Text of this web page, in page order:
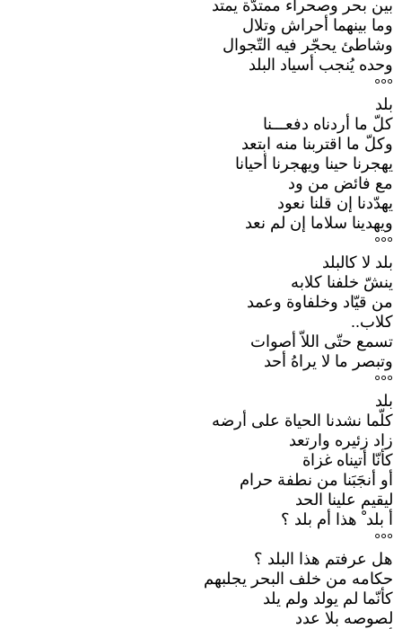
بين بحر وصحراء ممتدّة يمتد‎
وما بينهما أحراش وتلال‎
وشاطئ يحجّر فيه التّجوال‎
وحده يُنجب أسياد البلد‎
بلد‎
كلّ ما أردناه دفعـــنا‎
وكلّ ما اقتربنا منه ابتعد‎
يهجرنا حينا ويهجرنا أحيانا‎
مع فائض من ود‎
يهدّدنا إن قلنا نعود‎
ويهدينا سلاما إن لم نعد‎
بلد لا كالبلد
ينشّ خلفنا كلابه‎
من قيّاد وخلفاوة وعمد‎
كلاب..‏
تسمع حتّى اللاّ أصوات‎
وتبصر ما لا يراهُ أحد‎
بلد‎
كلّما نشدنا الحياة على أرضه‎
زاد زئيره وارتعد
كأنّا أتيناه غزاة‎
أو أنجَبَنا من نطفة حرام‎
ليقيم علينا الحد‎
أ بلد ْ هذا أم بلد ؟‎
هل عرفتم هذا البلد ؟‎
حكامه من خلف البحر يجلبهم‎
كأنّما لم يولد ولم يلد‎
لصوصه بلا عدد‎